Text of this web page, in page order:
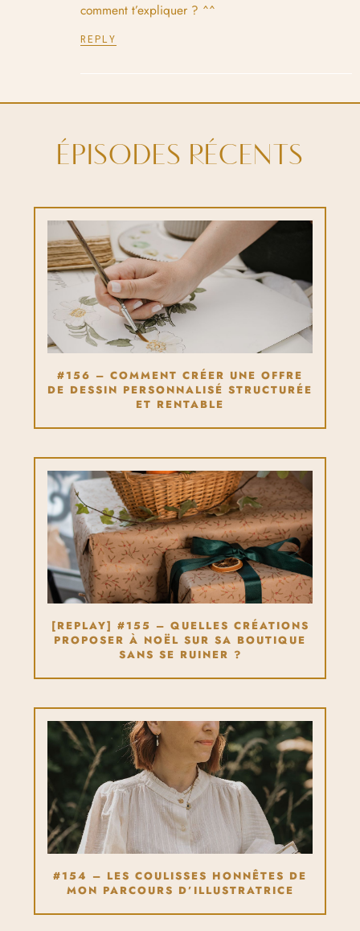
comment t’expliquer ? ^^
REPLY
ÉPISODES RÉCENTS
#156 – COMMENT CRÉER UNE OFFRE
DE DESSIN PERSONNALISÉ STRUCTURÉE
ET RENTABLE
[REPLAY] #155 – QUELLES CRÉATIONS
PROPOSER À NOËL SUR SA BOUTIQUE
SANS SE RUINER ?
#154 – LES COULISSES HONNÊTES DE
MON PARCOURS D’ILLUSTRATRICE